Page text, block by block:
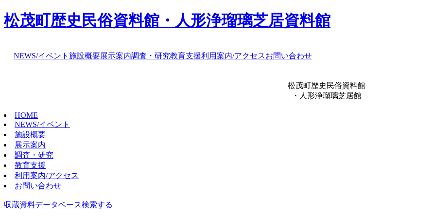
松茂町歴史民俗資料館・人形浄瑠璃芝居資料館
NEWS/イベント 施設概要展示案内調査・研究教育支援利用案内/アクセスお問い合わせ
松茂町歴史民俗資料館
・人形浄瑠璃芝居館
HOME
NEWS/イベント
施設概要
展示案内
調査・研究
教育支援
利用案内/アクセス
お問い合わせ
収蔵資料データベース検索する